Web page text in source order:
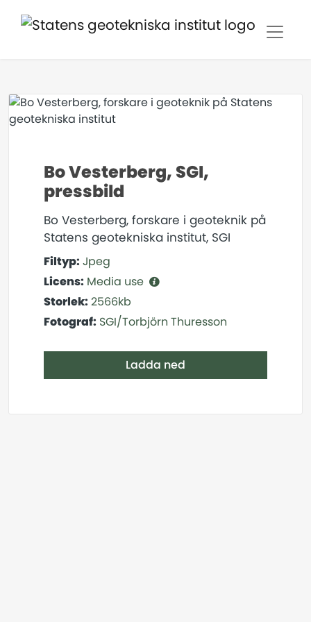
Bo Vesterberg, SGI,
pressbild
Bo Vesterberg, forskare i geoteknik på
Statens geotekniska institut, SGI
Filtyp:Jpeg
Licens: Media use
Storlek:2566kb
Fotograf: SGI/Torbjörn Thuresson
Ladda ned